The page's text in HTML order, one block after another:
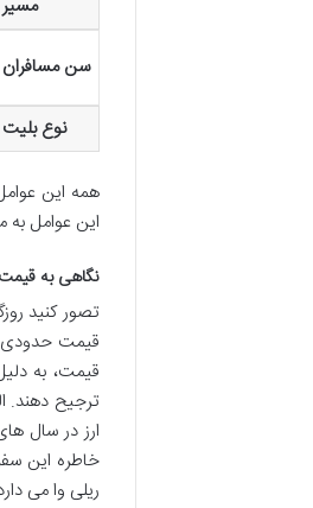
مسیر
سن مسافران
نوع بلیت
همه این
این عوامل به
نگاهی به
تصور کنید
قیمت حدودی
قیمت، به
ترجیح دهند.
ارز در سال
خاطره این
ریلی وا می